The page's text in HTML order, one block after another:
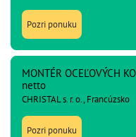
Pozri ponuku
MONTÉR OCEĽOVÝCH
netto
CHRISTAL s. r. o., Francúzsko
Pozri ponuku